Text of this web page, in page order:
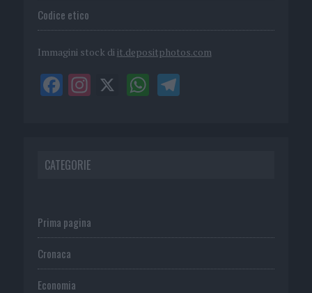
Codice etico
Immagini stock di it.depositphotos.com
CATEGORIE
Prima pagina
Cronaca
Economia